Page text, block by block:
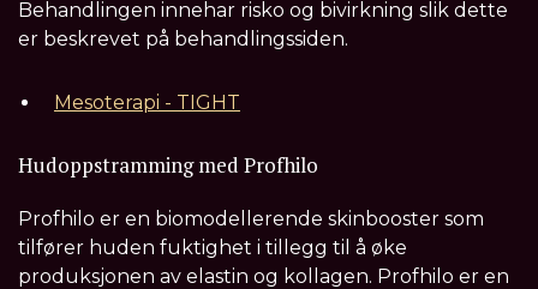
Behandlingen innehar risko og bivirkning slik dette
er beskrevet på behandlingssiden.
Mesoterapi - TIGHT
Hudoppstramming med Profhilo
Profhilo er en biomodellerende skinbooster som
tilfører huden fuktighet i tillegg til å øke
produksjonen av elastin og kollagen. Profhilo er en